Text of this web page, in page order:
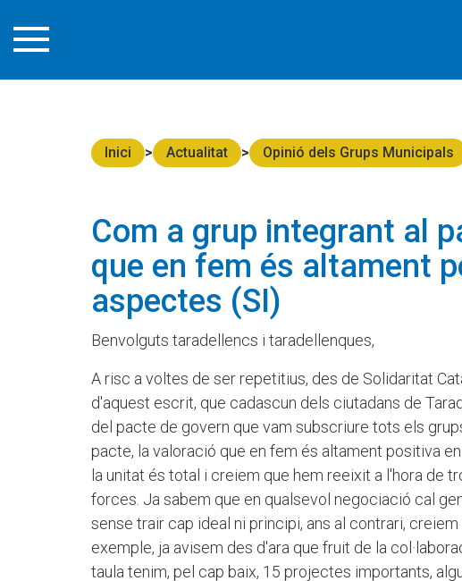
Inici Actualitat Opinió dels Grups Municipals
Com a grup integrant al
que en fem és altament
aspectes (SI)
Benvolguts taradellencs i taradellenques,
A risc a voltes de ser repetitius, des de Solidaritat
d'aquest escrit, que cadascun dels ciutadans de
del pacte de govern que vam subscriure tots els
pacte, la valoració que en fem és altament positiva
la unitat és total i creiem que hem reeixit a l'hora de
forces. Ja sabem que en qualsevol negociació cal
sense trair cap ideal ni principi, ans al contrari,
exemple, ja avisem des d'ara que fruit de la
taula tenim, pel cap baix, 15 projectes importants,